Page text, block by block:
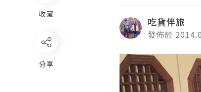
收藏
分享
吃貨伴旅
發佈於